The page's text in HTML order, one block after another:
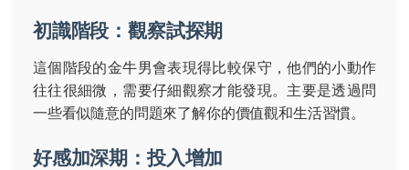
初識階段：觀察試探期
這個階段的金牛男會表現得比較保守，他們的小動作
往往很細微，需要仔細觀察才能發現。主要是透過問
一些看似隨意的問題來了解你的價值觀和生活習慣。
好感加深期：投入增加